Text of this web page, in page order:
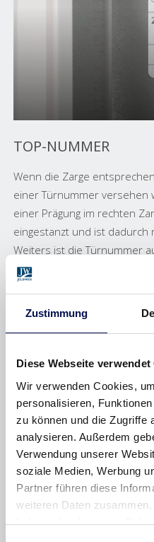
Zustimmung
Diese Webseite verwendet
Wir verwenden Cookies,
personalisieren,
zu können und die Zugriffe
analysieren. Außerdem
Verwendung unserer
soziale Medien, Werbung
Partner führen diese
weiteren Daten
haben oder die sie im
TOP-NUMMER
Wenn die Zarge
einer Türnummer versehen
einer Prägung im rechten
eingestanzt und ist dadurch
Weiters ist die Türnummer
Auftragsbestätigung und